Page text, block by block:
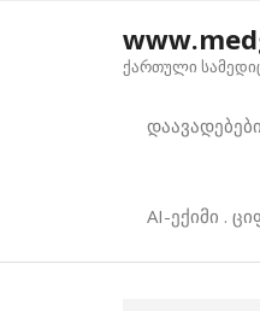
ქართული
დაავადებები
AI-ექიმი .